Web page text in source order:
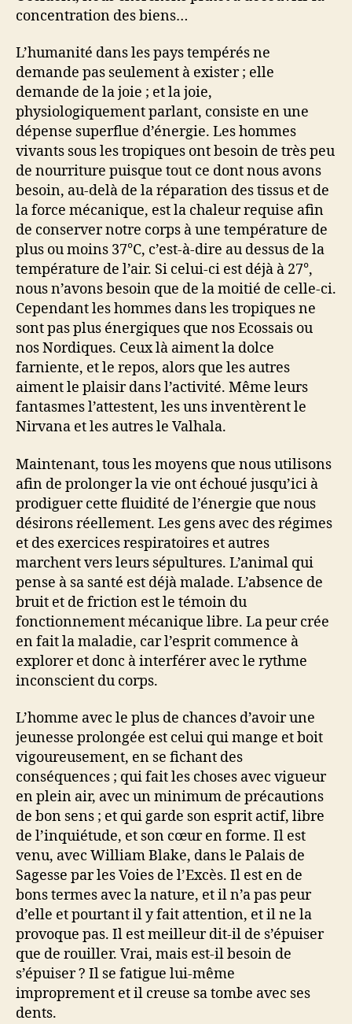
concentration des biens…
L’humanité dans les pays tempérés ne
demande pas seulement à exister ; elle
demande de la joie ; et la joie,
physiologiquement parlant, consiste en une
dépense superflue d’énergie. Les hommes
vivants sous les tropiques ont besoin de très peu
de nourriture puisque tout ce dont nous avons
besoin, au-delà de la réparation des tissus et de
la force mécanique, est la chaleur requise afin
de conserver notre corps à une température de
plus ou moins 37°C, c’est-à-dire au dessus de la
température de l’air. Si celui-ci est déjà à 27°,
nous n’avons besoin que de la moitié de celle-ci.
Cependant les hommes dans les tropiques ne
sont pas plus énergiques que nos Ecossais ou
nos Nordiques. Ceux là aiment la dolce
farniente, et le repos, alors que les autres
aiment le plaisir dans l’activité. Même leurs
fantasmes l’attestent, les uns inventèrent le
Nirvana et les autres le Valhala.
Maintenant, tous les moyens que nous utilisons
afin de prolonger la vie ont échoué jusqu’ici à
prodiguer cette fluidité de l’énergie que nous
désirons réellement. Les gens avec des régimes
et des exercices respiratoires et autres
marchent vers leurs sépultures. L’animal qui
pense à sa santé est déjà malade. L’absence de
bruit et de friction est le témoin du
fonctionnement mécanique libre. La peur crée
en fait la maladie, car l’esprit commence à
explorer et donc à interférer avec le rythme
inconscient du corps.
L’homme avec le plus de chances d’avoir une
jeunesse prolongée est celui qui mange et boit
vigoureusement, en se fichant des
conséquences ; qui fait les choses avec vigueur
en plein air, avec un minimum de précautions
de bon sens ; et qui garde son esprit actif, libre
de l’inquiétude, et son cœur en forme. Il est
venu, avec William Blake, dans le Palais de
Sagesse par les Voies de l’Excès. Il est en de
bons termes avec la nature, et il n’a pas peur
d’elle et pourtant il y fait attention, et il ne la
provoque pas. Il est meilleur dit-il de s’épuiser
que de rouiller. Vrai, mais est-il besoin de
s’épuiser ? Il se fatigue lui-même
improprement et il creuse sa tombe avec ses
dents.